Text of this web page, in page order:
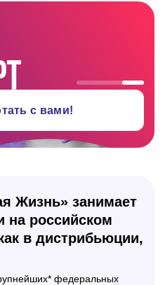
с вами!
Жизнь» занимает
на российском
в дистрибьюции,
федеральных